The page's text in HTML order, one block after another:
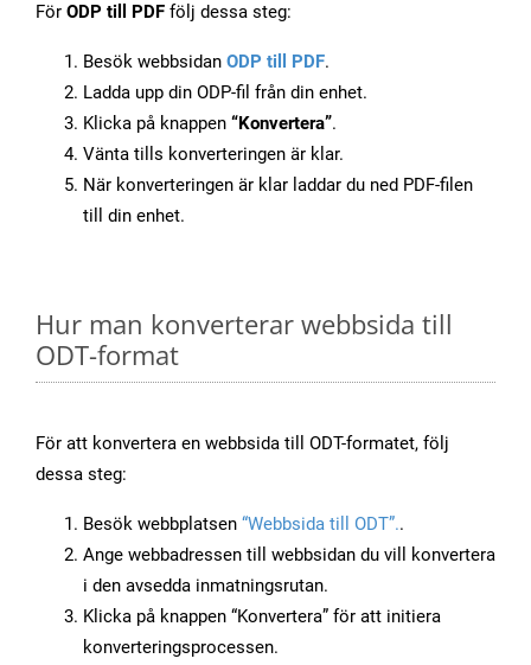
För ODP till PDF följ dessa steg:
Besök webbsidan ODP till PDF.
Ladda upp din ODP-fil från din enhet.
Klicka på knappen “Konvertera”.
Vänta tills konverteringen är klar.
När konverteringen är klar laddar du ned PDF-filen
till din enhet.
Hur man konverterar webbsida till
ODT-format
För att konvertera en webbsida till ODT-formatet, följ
dessa steg:
Besök webbplatsen “Webbsida till ODT”..
Ange webbadressen till webbsidan du vill konvertera
i den avsedda inmatningsrutan.
Klicka på knappen “Konvertera” för att initiera
konverteringsprocessen.